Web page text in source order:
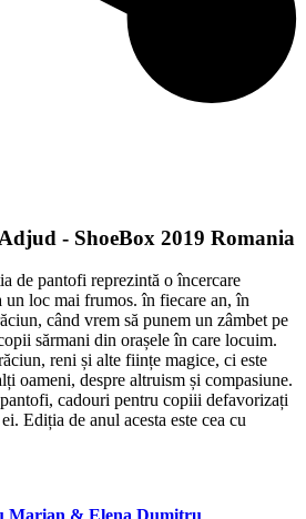
- ShoeBox 2019 Romania
de pantofi reprezintă o încercare
un loc mai frumos. în fiecare an, în
când vrem să punem un zâmbet pe
sărmani din orașele în care locuim.
reni și alte ființe magice, ci este
oameni, despre altruism și compasiune.
cadouri pentru copiii defavorizați
Ediția de anul acesta este cea cu